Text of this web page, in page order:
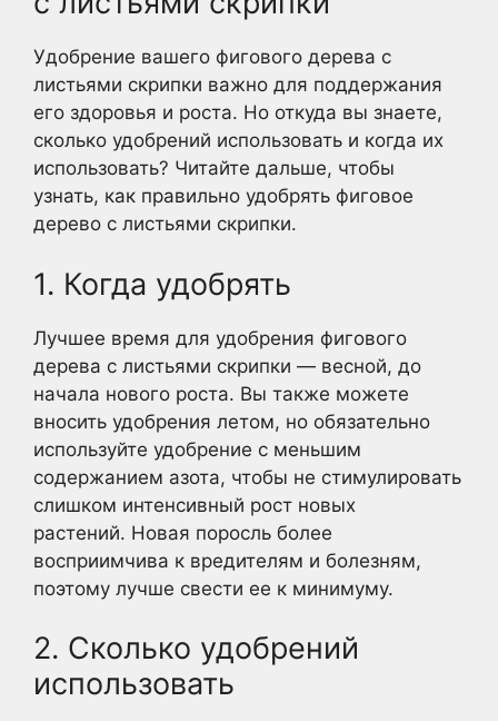
Удобрение вашего фигового дерева с
листьями скрипки важно для поддержания
его здоровья и роста. Но откуда вы знаете,
сколько удобрений использовать и когда их
использовать? Читайте дальше, чтобы
узнать, как правильно удобрять фиговое
дерево с листьями скрипки.
1. Когда удобрять
Лучшее время для удобрения фигового
дерева с листьями скрипки — весной, до
начала нового роста. Вы также можете
вносить удобрения летом, но обязательно
используйте удобрение с меньшим
содержанием азота, чтобы не стимулировать
слишком интенсивный рост новых
растений. Новая поросль более
восприимчива к вредителям и болезням,
поэтому лучше свести ее к минимуму.
2. Сколько удобрений
использовать